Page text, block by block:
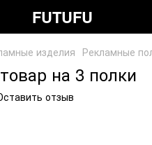
FUTUFU
изделия Рекламные
на 3 полки
отзыв